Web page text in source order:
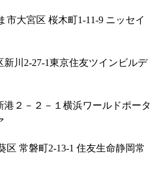
市大宮区 桜木町1-11-9 ニッセイ
川2-27-1東京住友ツインビルデ
２－２－１横浜ワールドポータ
区 常磐町2-13-1 住友生命静岡常